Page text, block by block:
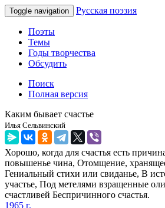
Toggle navigation Русская поэзия
Поэты
Темы
Годы творчества
Обсудить
Поиск
Полная версия
Каким бывает счастье
Илья Сельвинский
Хорошо, когда для счастья есть
повышенье чина, Отомщение,
Гениальный стихи или свиданье, В
участье, Под метелями взращенные
счастливей Беспричинного счастья.
1965 г.